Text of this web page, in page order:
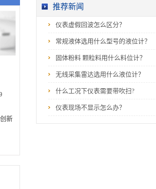
表
处
处
冲
的
信
完
间
为
输
满
。
新
推荐新闻
仪表虚假回波怎么区分？
常规液体选用什么型号的液位计？
固体粉料 颗粒料用什么料位计？
无线采集雷达选用什么液位计？
什么工况下仪表需要带吹扫?
仪表现场不显示怎么办？